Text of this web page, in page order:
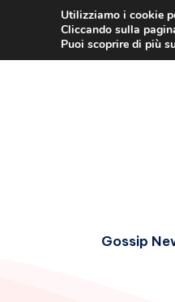
Gossip
Utilizziamo i cookie
Cliccando sulla
Puoi scoprire di più